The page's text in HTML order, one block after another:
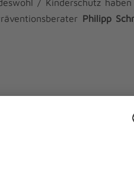
/ Kinderschutz
Philipp